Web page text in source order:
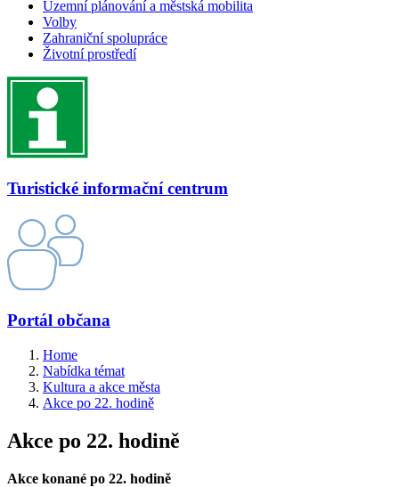
Územní plánování a městská mobilita
Volby
Zahraniční spolupráce
Životní prostředí
Turistické informační centrum
Portál občana
Home
Nabídka témat
Kultura a akce města
Akce po 22. hodině
Akce po 22. hodině
Akce konané po 22. hodině